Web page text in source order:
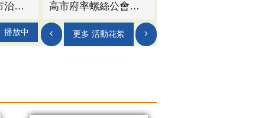
天下雜誌「城市治理卓越獎」公布！ 高市經發局榮獲1首獎1優選殊榮 高市府率螺絲公會與美國扣件通路龍頭BBI公司簽署MOU 助台灣扣件拓銷北美市場
播放中 ‹ 更多 活動花絮 ›